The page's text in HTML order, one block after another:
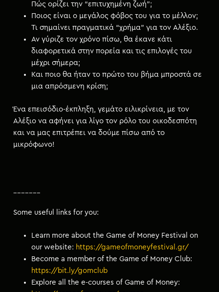
Πώς ορίζει την “επιτυχημένη ζωή”;
Ποιος είναι ο μεγάλος φόβος του για το μέλλον;
Τι σημαίνει πραγματικά “χρήμα” για τον Αλέξιο.
Αν γύριζε τον χρόνο πίσω, θα έκανε κάτι
διαφορετικά στην πορεία και τις επιλογές του
μέχρι σήμερα;
Και ποιο θα ήταν το πρώτο του βήμα μπροστά σε
μια απρόσμενη κρίση;
Ένα επεισόδιο-έκπληξη, γεμάτο ειλικρίνεια, με τον
Αλέξιο να αφήνει για λίγο τον ρόλο του οικοδεσπότη
και να μας επιτρέπει να δούμε πίσω από το
μικρόφωνο!
Some useful links for you:
Learn more about the Game of Money Festival on
our website: https://gameofmoneyfestival.gr/
Become a member of the Game of Money Club:
https://bit.ly/gomclub
Explore all the e-courses of Game of Money: